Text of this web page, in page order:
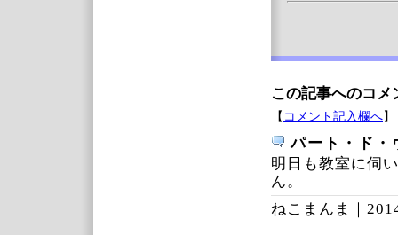
この記事へのコメ
【 コメント記入欄へ】
パート・ド・
明日も教室に伺
ん。
ねこまんま｜